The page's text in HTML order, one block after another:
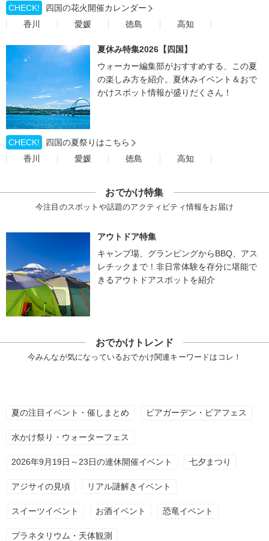
CHECK!
四国の花火開催カレンダー
香川
愛媛 徳島 高知
夏休み特集2026【四国】
ウォーカー編集部がおすすめする、この夏
の楽しみ方を紹介。夏休みイベント＆おで
かけスポット情報が盛りだくさん！
CHECK!
四国の夏祭りはこちら
香川
愛媛 徳島 高知
おでかけ特集
今注目のスポットや話題のアクティビティ情報をお届け
アウトドア特集
キャンプ場、グランピングからBBQ、アス
レチックまで！非日常体験を存分に堪能で
きるアウトドアスポットを紹介
おでかけトレンド
今みんなが気になっているおでかけ関連キーワードはコレ！
夏の注目イベント・催しまとめ ビアガーデン・ビアフェス
水かけ祭り・ウォーターフェス
2026年9月19日～23日の連休開催イベント 七夕まつり
アジサイの見頃 リアル謎解きイベント
スイーツイベント お酒イベント 恐竜イベント
プラネタリウム・天体観測